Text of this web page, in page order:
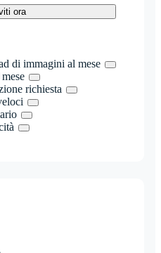
ora
di immagini al mese
richiesta